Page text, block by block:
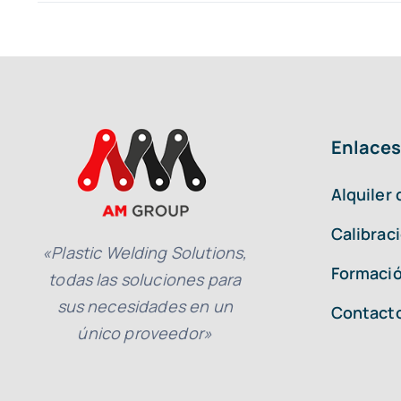
«Plastic Welding Solutions,
todas las soluciones para
sus necesidades en un
único proveedor»
Alquiler